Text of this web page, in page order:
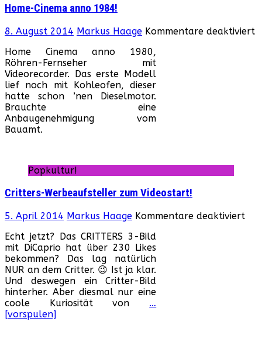
Home-Cinema anno 1984!
8. August 2014 Markus Haage Kommentare deaktiviert
Home Cinema anno 1980,
Röhren-Fernseher mit
Videorecorder. Das erste Modell
lief noch mit Kohleofen, dieser
hatte schon ’nen Dieselmotor.
Brauchte eine
Anbaugenehmigung vom
Bauamt.
Popkultur!
Critters-Werbeaufsteller zum Videostart!
5. April 2014 Markus Haage Kommentare deaktiviertfür
Echt jetzt? Das CRITTERS 3-Bild
mit DiCaprio hat über 230 Likes
bekommen? Das lag natürlich
NUR an dem Critter. 😉 Ist ja klar.
Und deswegen ein Critter-Bild
hinterher. Aber diesmal nur eine
coole Kuriosität von …
[vorspulen]